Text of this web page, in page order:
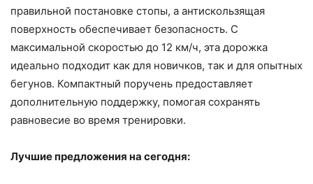
правильной постановке стопы, а антискользящая
поверхность обеспечивает безопасность. С
максимальной скоростью до 12 км/ч, эта дорожка
идеально подходит как для новичков, так и для опытных
бегунов. Компактный поручень предоставляет
дополнительную поддержку, помогая сохранять
равновесие во время тренировки.
Лучшие предложения на сегодня: